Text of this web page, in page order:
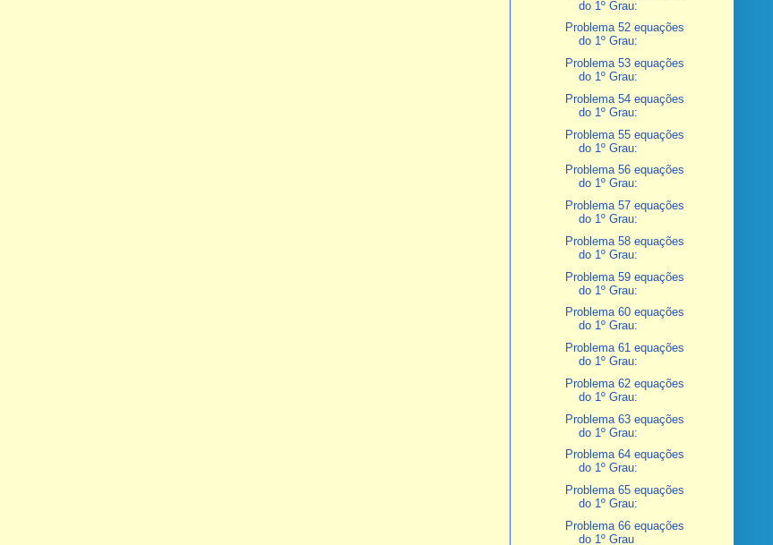
do 1º Grau:
Problema 52 equações
do 1º Grau:
Problema 53 equações
do 1º Grau:
Problema 54 equações
do 1º Grau:
Problema 55 equações
do 1º Grau:
Problema 56 equações
do 1º Grau:
Problema 57 equações
do 1º Grau:
Problema 58 equações
do 1º Grau:
Problema 59 equações
do 1º Grau:
Problema 60 equações
do 1º Grau:
Problema 61 equações
do 1º Grau:
Problema 62 equações
do 1º Grau:
Problema 63 equações
do 1º Grau:
Problema 64 equações
do 1º Grau:
Problema 65 equações
do 1º Grau:
Problema 66 equações
do 1º Grau